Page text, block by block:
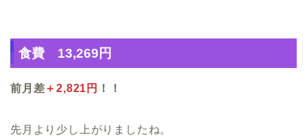
食費 13,269円
前月差 ＋2,821円 ！！
先月より少し上がりましたね。